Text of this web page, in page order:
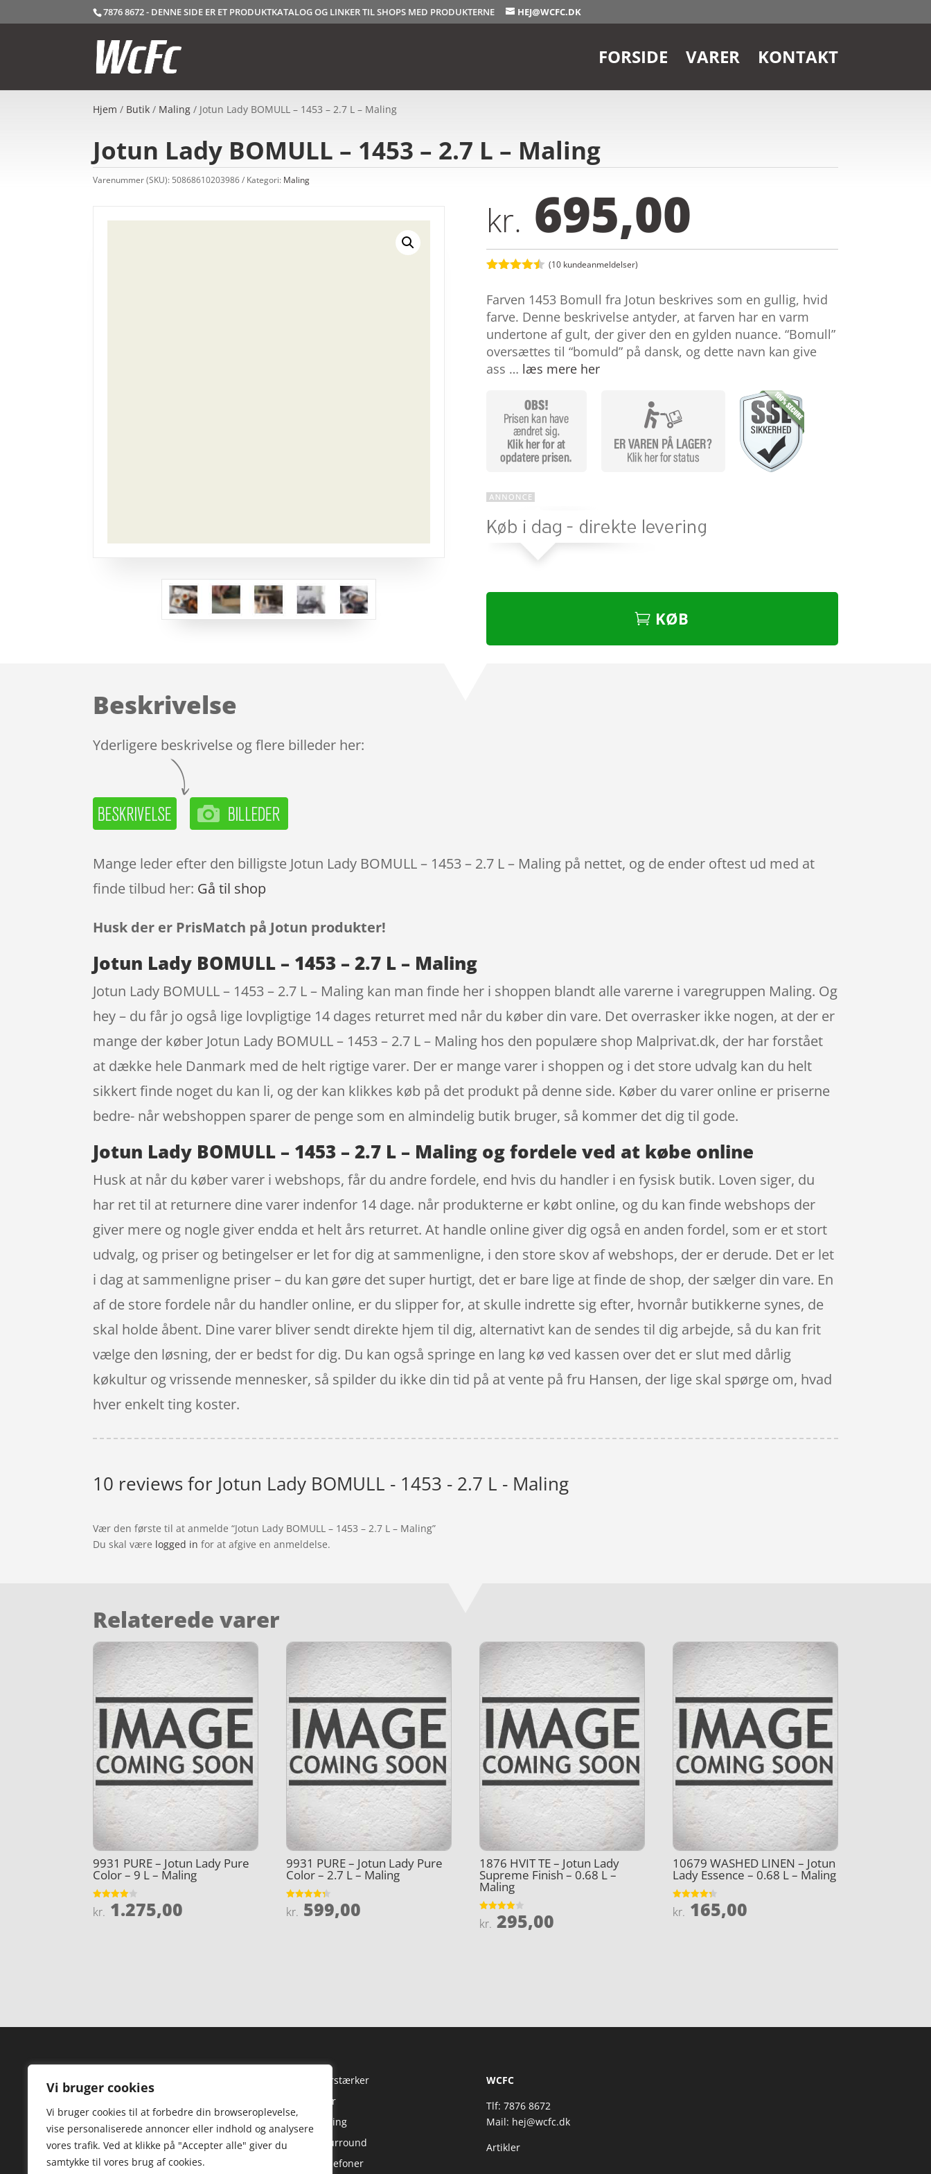
Vi bruger cookies
Vi bruger cookies til at forbedre din browseroplevelse,
vise personaliserede annoncer eller indhold og analysere
vores trafik. Ved at klikke på "Accepter alle" giver du
samtykke til vores brug af cookies.
7876 8672 - DENNE SIDE ER ET PRODUKTKATALOG OG LINKER TIL SHOPS MED PRODUKTERNE HEJ@WCFC.DK
FORSIDE VARER KONTAKT
Hjem / Butik / Maling / Jotun Lady BOMULL – 1453 – 2.7 L – Maling
Jotun Lady BOMULL – 1453 – 2.7 L – Maling
Varenummer (SKU): 50868610203986 Kategori: Maling
kr. 695,00
ud af 5
baseret
på
kundebedø
mmelser
(10kundeanmeldelser)
Farven 1453 Bomull fra Jotun beskrives som en gullig, hvid
farve. Denne beskrivelse antyder, at farven har en varm
undertone af gult, der giver den en gylden nuance. “Bomull”
oversættes til “bomuld” på dansk, og dette navn kan give
ass … læs mere her
KØB
Beskrivelse
Yderligere beskrivelse og flere billeder her:
Mange leder efter den billigste Jotun Lady BOMULL – 1453 – 2.7 L – Maling på nettet, og de ender oftest ud med at
finde tilbud her: Gå til shop
Husk der er PrisMatch på Jotun produkter!
Jotun Lady BOMULL – 1453 – 2.7 L – Maling
Jotun Lady BOMULL – 1453 – 2.7 L – Maling kan man finde her i shoppen blandt alle varerne i varegruppen Maling. Og
hey – du får jo også lige lovpligtige 14 dages returret med når du køber din vare. Det overrasker ikke nogen, at der er
mange der køber Jotun Lady BOMULL – 1453 – 2.7 L – Maling hos den populære shop Malprivat.dk, der har forstået
at dække hele Danmark med de helt rigtige varer. Der er mange varer i shoppen og i det store udvalg kan du helt
sikkert finde noget du kan li, og der kan klikkes køb på det produkt på denne side. Køber du varer online er priserne
bedre- når webshoppen sparer de penge som en almindelig butik bruger, så kommer det dig til gode.
Jotun Lady BOMULL – 1453 – 2.7 L – Maling og fordele ved at købe online
Husk at når du køber varer i webshops, får du andre fordele, end hvis du handler i en fysisk butik. Loven siger, du
har ret til at returnere dine varer indenfor 14 dage. når produkterne er købt online, og du kan finde webshops der
giver mere og nogle giver endda et helt års returret. At handle online giver dig også en anden fordel, som er et stort
udvalg, og priser og betingelser er let for dig at sammenligne, i den store skov af webshops, der er derude. Det er let
i dag at sammenligne priser – du kan gøre det super hurtigt, det er bare lige at finde de shop, der sælger din vare. En
af de store fordele når du handler online, er du slipper for, at skulle indrette sig efter, hvornår butikkerne synes, de
skal holde åbent. Dine varer bliver sendt direkte hjem til dig, alternativt kan de sendes til dig arbejde, så du kan frit
vælge den løsning, der er bedst for dig. Du kan også springe en lang kø ved kassen over det er slut med dårlig
køkultur og vrissende mennesker, så spilder du ikke din tid på at vente på fru Hansen, der lige skal spørge om, hvad
hver enkelt ting koster.
10 reviews for Jotun Lady BOMULL - 1453 - 2.7 L - Maling
Vær den første til at anmelde “Jotun Lady BOMULL – 1453 – 2.7 L – Maling”
Du skal være logged in for at afgive en anmeldelse.
Relaterede varer
9931 PURE – Jotun Lady Pure
Color – 9 L – Maling
Vurderet
4
kr. 1.275,00
9931 PURE – Jotun Lady Pure
Color – 2.7 L – Maling
Vurderet
4.3
kr. 599,00
1876 HVIT TE – Jotun Lady
Supreme Finish – 0.68 L –
Maling
Vurderet
3.9
kr. 295,00
10679 WASHED LINEN – Jotun
Lady Essence – 0.68 L – Maling
Vurderet
4.3
kr. 165,00
Forside
Kontakt
HiFi Forstærker
Højtaler
Streaming
TV & Surround
Høretelefoner
WCFC
Tlf: 7876 8672
Mail: hej@wcfc.dk
Artikler